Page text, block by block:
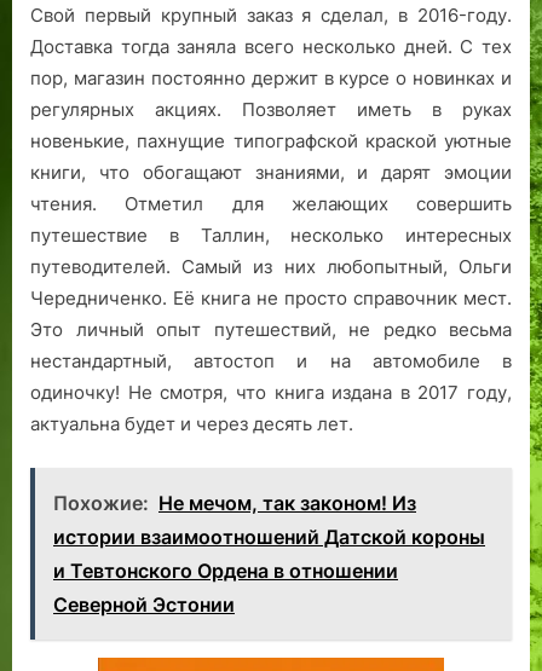
Свой первый крупный заказ я сделал, в 2016-году.
Доставка тогда заняла всего несколько дней. С тех
пор, магазин постоянно держит в курсе о новинках и
регулярных акциях. Позволяет иметь в руках
новенькие, пахнущие типографской краской уютные
книги, что обогащают знаниями, и дарят эмоции
чтения. Отметил для желающих совершить
путешествие в Таллин, несколько интересных
путеводителей. Самый из них любопытный, Ольги
Чередниченко. Её книга не просто справочник мест.
Это личный опыт путешествий, не редко весьма
нестандартный, автостоп и на автомобиле в
одиночку! Не смотря, что книга издана в 2017 году,
актуальна будет и через десять лет.
Похожие: Не мечом, так законом! Из
истории взаимоотношений Датской короны
и Тевтонского Ордена в отношении
Северной Эстонии